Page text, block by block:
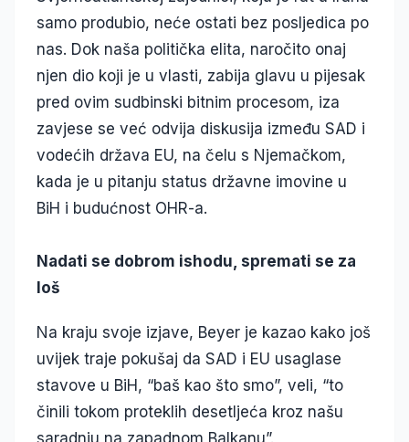
samo produbio, neće ostati bez posljedica po
nas. Dok naša politička elita, naročito onaj
njen dio koji je u vlasti, zabija glavu u pijesak
pred ovim sudbinski bitnim procesom, iza
zavjese se već odvija diskusija između SAD i
vodećih država EU, na čelu s Njemačkom,
kada je u pitanju status državne imovine u
BiH i budućnost OHR-a.
Nadati se dobrom ishodu, spremati se za
loš
Na kraju svoje izjave, Beyer je kazao kako još
uvijek traje pokušaj da SAD i EU usaglase
stavove u BiH, “baš kao što smo”, veli, “to
činili tokom proteklih desetljeća kroz našu